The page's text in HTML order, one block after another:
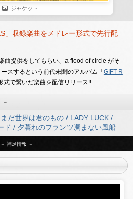
ジャケット
」収録楽曲をメドレー形式で先行配
曲提供をしてもらい、a flood of circle がそ
スするという前代未聞のアルバム「 GIFT R
式で繋いだ楽曲を配信リリース!!
だ世界は君のもの / LADY LUCK /
ド / 夕暮れのフランツ凋まない風船